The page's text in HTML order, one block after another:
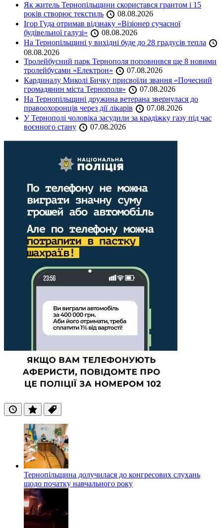
Як житель Тернопільщини скористався грантом і 15
років створює текстиль
08.08.2026
Ігор Гуда отримав відзнаку «Візіонер сучасної
будівельної галузі»
08.08.2026
На Тернопільщині у вихідні буде до 28 градусів тепла
08.08.2026
Тролейбусний парк Тернополя поповнився ще 8 новими
тролейбусами «Електрон»
07.08.2026
Кардиналу Миколі Бичку присвоїли звання «Почесний
громадянин міста Тернополя»
07.08.2026
На Тернопільщині дружина ветерана звернулася до
правоохоронців через дії лікарів
07.08.2026
У Тернополі чоловіка засудили за крадіжку газу під час
воєнного стану
07.08.2026
ОстанніПопулярні
Теги
Тернопільщина долучилася до конгресових слухань
щодо початку навчального року